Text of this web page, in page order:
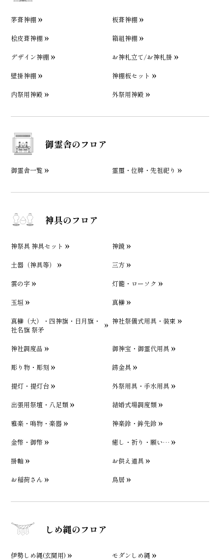
茅葺神棚
板葺神棚
桧皮葺神棚
箱組神棚
デザイン神棚
お神札立て/お神札掛
壁掛神棚
神棚板セット
内祭用神殿
外祭用神殿
御霊舎のフロア
御霊舎一覧 霊璽・位牌・先祖祀り
神具のフロア
神祭具 神具セット
神鏡
土器（神具等）
三方
雲の字
灯籠・ローソク
玉垣
真榊
真榊（大）・四神旗・日月旗・
社名旗 祭矛
神社祭儀式用具・装束
神社調度品
御神宝・御霊代用具
彫り物・彫刻
錺金具
提灯・提灯台
外祭用具・手水用具
出張用祭壇・八足類
結婚式場調度類
雅楽・鳴物・楽器
神楽鈴・鉾先鈴
金幣・御幣
癒し・祈り・願い…
掛軸
お供え道具
お稲荷さん
鳥居
しめ縄のフロア
伊勢しめ縄(玄関用) モダンしめ縄